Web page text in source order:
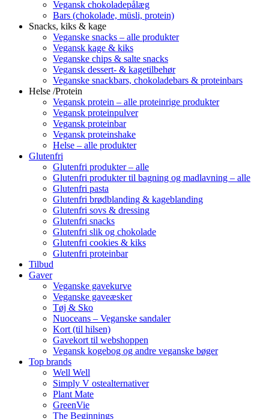
Vegansk chokoladepålæg
Bars (chokolade, müsli, protein)
Snacks, kiks & kage
Veganske snacks – alle produkter
Vegansk kage & kiks
Veganske chips & salte snacks
Vegansk dessert- & kagetilbehør
Veganske snackbars, chokoladebars & proteinbars
Helse /Protein
Vegansk protein – alle proteinrige produkter
Vegansk proteinpulver
Vegansk proteinbar
Vegansk proteinshake
Helse – alle produkter
Glutenfri
Glutenfri produkter – alle
Glutenfri produkter til bagning og madlavning – alle
Glutenfri pasta
Glutenfri brødblanding & kageblanding
Glutenfri sovs & dressing
Glutenfri snacks
Glutenfri slik og chokolade
Glutenfri cookies & kiks
Glutenfri proteinbar
Tilbud
Gaver
Veganske gavekurve
Veganske gaveæsker
Tøj & Sko
Nuoceans – Veganske sandaler
Kort (til hilsen)
Gavekort til webshoppen
Vegansk kogebog og andre veganske bøger
Top brands
Well Well
Simply V ostealternativer
Plant Mate
GreenVie
The Beginnings